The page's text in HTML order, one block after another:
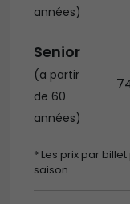
années)
Senior
(a partir
de 60
années)
* Les prix par
saison